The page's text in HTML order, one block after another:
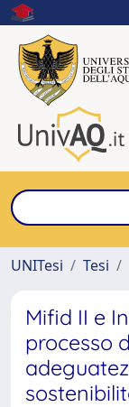
UNITesi
Tesi
Mifid II e
processo